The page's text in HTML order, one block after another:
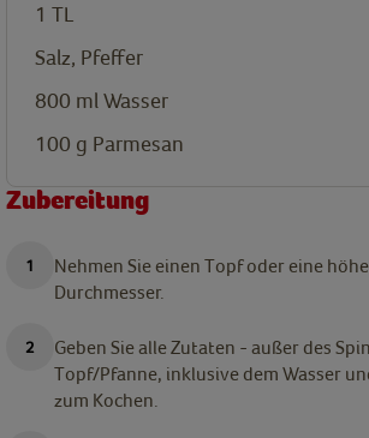
1 TL
Salz, Pfeffer
800 ml Wasser
100 g Parmesan
Zubereitung
Nehmen Sie einen Topf oder eine
Durchmesser.
Geben Sie alle Zutaten - außer des
Topf/Pfanne, inklusive dem Wasser
zum Kochen.